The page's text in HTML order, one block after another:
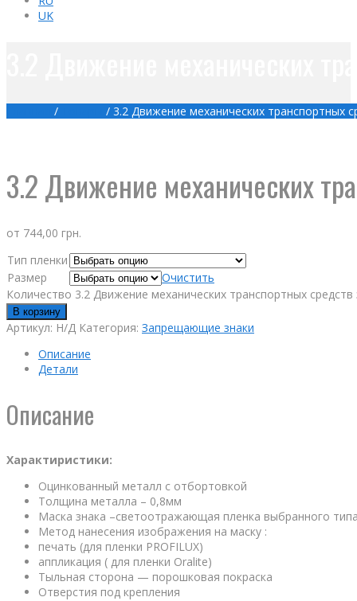
UK
/ / 3.2 Движение механических транспортных
3.2 Движение механических
от 744,00 грн.
Тип пленки
Размер
Очистить
Количество 3.2 Движение механических транспортных
В корзину
Артикул: Н/Д Категория: Запрещающие знаки
Описание
Детали
Описание
Характиристики:
Оцинкованный металл с отбортовкой
Толщина металла – 0,8мм
Маска знака –светоотражающая пленка выбранного
Метод нанесения изображения на маску :
печать (для пленки PROFILUX)
аппликация ( для пленки Oralite)
Тыльная сторона — порошковая покраска
Отверстия под крепления